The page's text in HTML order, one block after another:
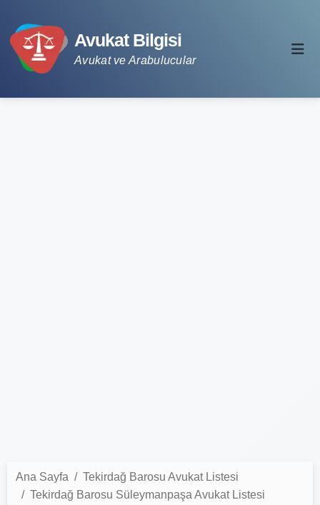
Avukat Bilgisi
Avukat ve Arabulucular
Ana Sayfa
Tekirdağ Barosu Avukat Listesi
Tekirdağ Barosu Süleymanpaşa Avukat Listesi